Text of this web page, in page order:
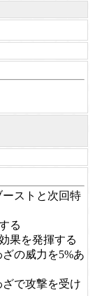
ストと次回特
る
果を発揮する
の威力を5%あ
で攻撃を受け